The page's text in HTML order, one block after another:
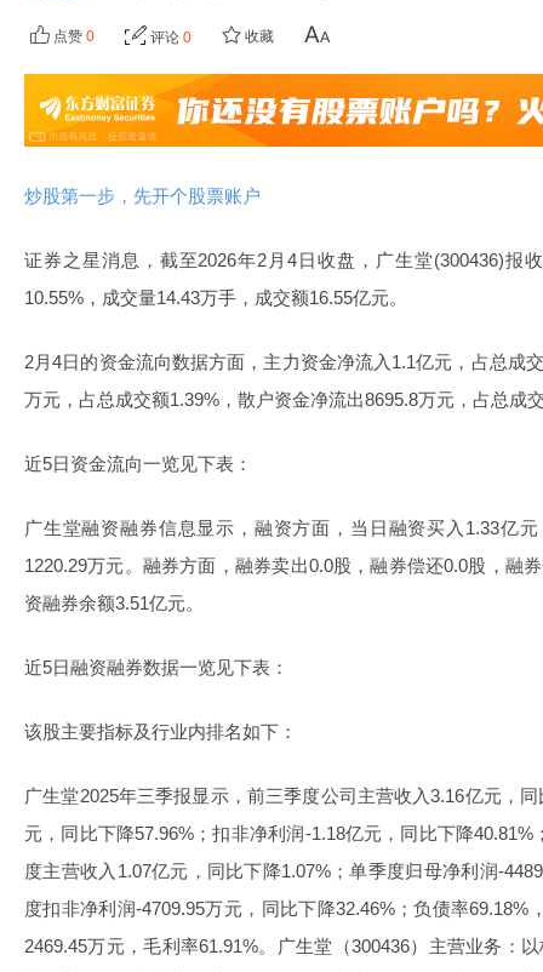
点赞 0 评论 0 收藏
炒股第一步，先开个股票账户
证券之星消息，截至2026年2月4日收盘，广生堂(300436)报
10.55%，成交量14.43万手，成交额16.55亿元。
2月4日的资金流向数据方面，主力资金净流入1.1亿元，占总成
万元，占总成交额1.39%，散户资金净流出8695.8万元，占总成
近5日资金流向一览见下表：
广生堂融资融券信息显示，融资方面，当日融资买入1.33亿
1220.29万元。融券方面，融券卖出0.0股，融券偿还0.0股，融
资融券余额3.51亿元。
近5日融资融券数据一览见下表：
该股主要指标及行业内排名如下：
广生堂2025年三季报显示，前三季度公司主营收入3.16亿元，
元，同比下降57.96%；扣非净利润-1.18亿元，同比下降
度主营收入1.07亿元，同比下降1.07%；单季度归母净利润-
度扣非净利润-4709.95万元，同比下降32.46%；负债率69.18%
2469.45万元，毛利率61.91%。广生堂（300436）主营业务：